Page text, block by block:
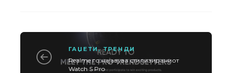
ГАЏЕТИ,ТРЕНДИ
Realme го најавува стилизираниот
Watch S Pro